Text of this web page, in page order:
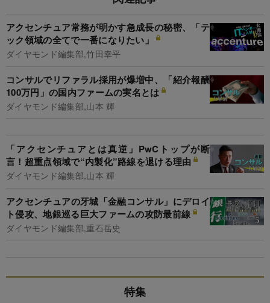
アクセンチュア常務が明かす急成長の秘密、「テ
ック領域の全てで一番になりたい」
ダイヤモンド編集部,竹田幸平
コンサルでリファラル採用が爆増中、「紹介報酬
100万円」の国内ファームの実名とは
ダイヤモンド編集部,山本 輝
「アクセンチュアとは真逆」PwCトップが断
言！超重点領域で“内製化”路線を退ける理由
ダイヤモンド編集部,山本 輝
アクセンチュアの牙城「金融コンサル」にデロイ
ト侵攻、地銀巡る巨大ファームの攻防最前線
ダイヤモンド編集部,重石岳史
特集